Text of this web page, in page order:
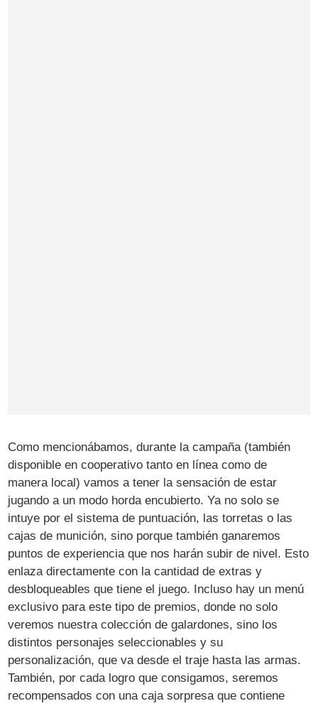
Como mencionábamos, durante la campaña (también
disponible en cooperativo tanto en línea como de
manera local) vamos a tener la sensación de estar
jugando a un modo horda encubierto. Ya no solo se
intuye por el sistema de puntuación, las torretas o las
cajas de munición, sino porque también ganaremos
puntos de experiencia que nos harán subir de nivel. Esto
enlaza directamente con la cantidad de extras y
desbloqueables que tiene el juego. Incluso hay un menú
exclusivo para este tipo de premios, donde no solo
veremos nuestra colección de galardones, sino los
distintos personajes seleccionables y su
personalización, que va desde el traje hasta las armas.
También, por cada logro que consigamos, seremos
recompensados con una caja sorpresa que contiene